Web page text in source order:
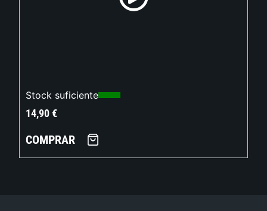
Stock suficiente
14,90€
COMPRAR